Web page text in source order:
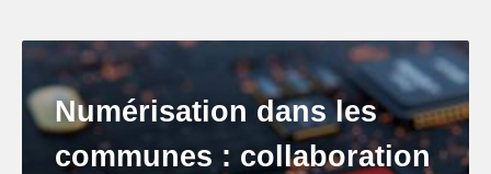
Numérisation dans les
communes : collaboration